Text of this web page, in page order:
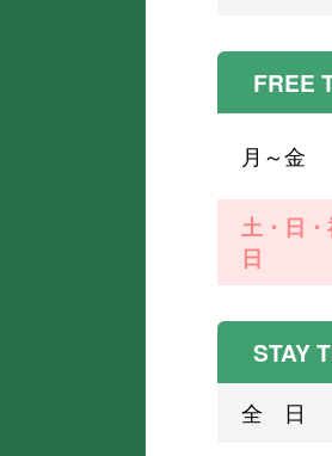
FREE
月～金
土・日
日
STAY
全 日